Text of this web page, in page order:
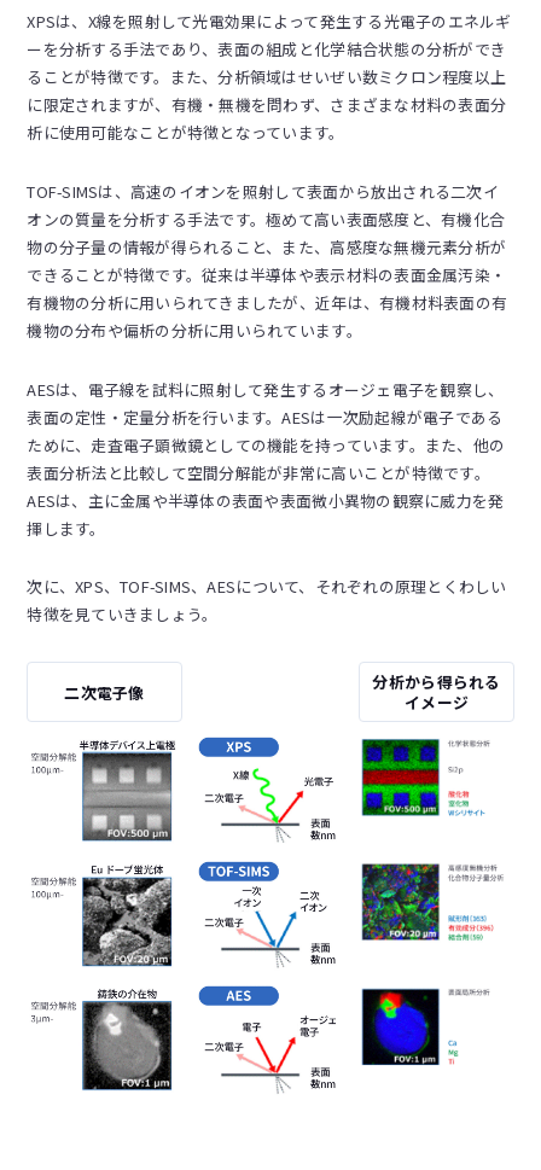
XPSは、X線を照射して光電効果によって発生する光電子のエネルギ
ーを分析する手法であり、表面の組成と化学結合状態の分析ができ
ることが特徴です。また、分析領域はせいぜい数ミクロン程度以上
に限定されますが、有機・無機を問わず、さまざまな材料の表面分
析に使用可能なことが特徴となっています。
TOF-SIMSは、高速のイオンを照射して表面から放出される二次イ
オンの質量を分析する手法です。極めて高い表面感度と、有機化合
物の分子量の情報が得られること、また、高感度な無機元素分析が
できることが特徴です。従来は半導体や表示材料の表面金属汚染・
有機物の分析に用いられてきましたが、近年は、有機材料表面の有
機物の分布や偏析の分析に用いられています。
AESは、電子線を試料に照射して発生するオージェ電子を観察し、
表面の定性・定量分析を行います。AESは一次励起線が電子である
ために、走査電子顕微鏡としての機能を持っています。また、他の
表面分析法と比較して空間分解能が非常に高いことが特徴です。
AESは、主に金属や半導体の表面や表面微小異物の観察に威力を発
揮します。
次に、XPS、TOF-SIMS、AESについて、それぞれの原理とくわしい
特徴を見ていきましょう。
二次電子像
分析から得られる
イメージ